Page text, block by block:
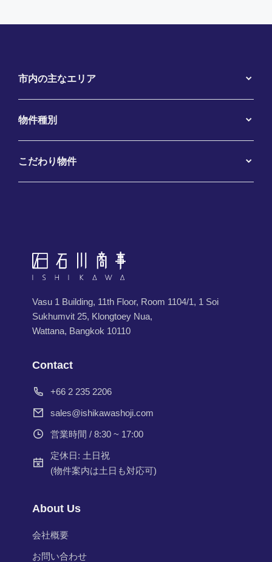
市内の主なエリア
物件種別
こだわり物件
Vasu 1 Building, 11th Floor, Room 1104/1, 1 Soi
Sukhumvit 25, Klongtoey Nua,
Wattana, Bangkok 10110
Contact
+66 2 235 2206
sales@ishikawashoji.com
営業時間 / 8:30 ~ 17:00
定休日: 土日祝
(物件案内は土日も対応可)
About Us
会社概要
お問い合わせ